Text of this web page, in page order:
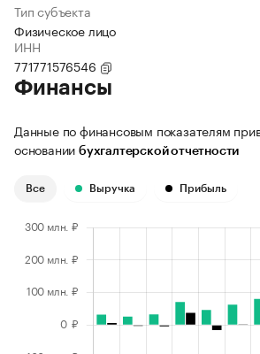
Тип субъекта
Физическое лицо
ИНН
771771576546
Финансы
Данные по финансовым показателям
основании бухгалтерской отчетности
Все Выручка Прибыль